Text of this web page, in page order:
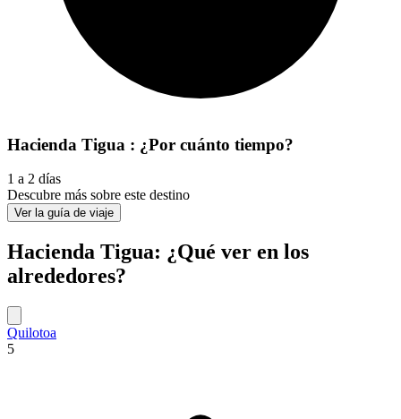
Hacienda Tigua : ¿Por cuánto tiempo?
1 a 2 días
Descubre más sobre este destino
Ver la guía de viaje
Hacienda Tigua: ¿Qué ver en los
alrededores?
Quilotoa
5